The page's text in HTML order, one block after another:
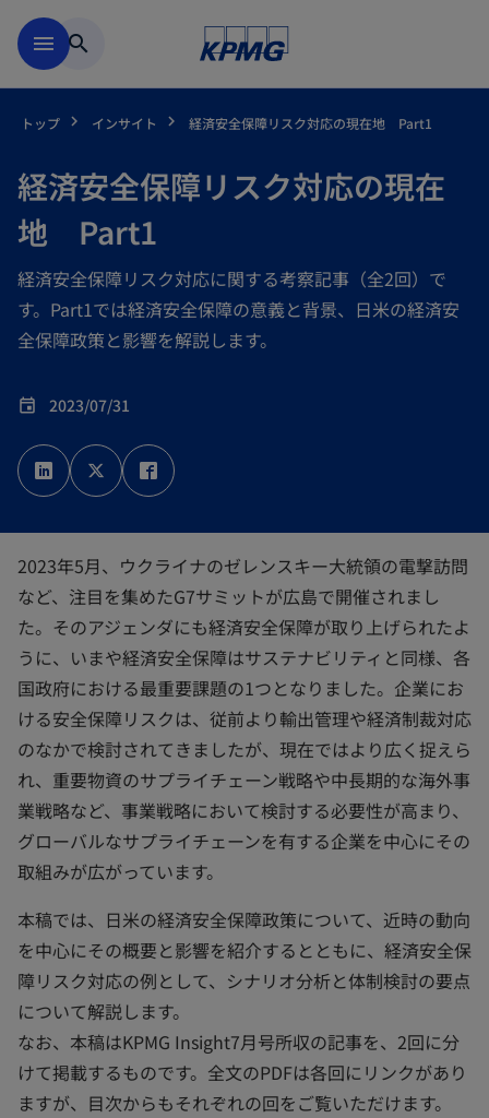
menu search
トップ インサイト 経済安全保障リスク対応の現在地 Part1
経済安全保障リスク対応の現在
地 Part1
経済安全保障リスク対応に関する考察記事（全2回）で
す。Part1では経済安全保障の意義と背景、日米の経済安
全保障政策と影響を解説します。
event 2023/07/31
新
し
い
タ
新
し
い
タ
し
い
2023年5月、ウクライナのゼレンスキー大統領の電撃訪問
など、注目を集めたG7サミットが広島で開催されまし
た。そのアジェンダにも経済安全保障が取り上げられたよ
うに、いまや経済安全保障はサステナビリティと同様、各
国政府における最重要課題の1つとなりました。企業にお
ける安全保障リスクは、従前より輸出管理や経済制裁対応
のなかで検討されてきましたが、現在ではより広く捉えら
れ、重要物資のサプライチェーン戦略や中長期的な海外事
業戦略など、事業戦略において検討する必要性が高まり、
グローバルなサプライチェーンを有する企業を中心にその
取組みが広がっています。
本稿では、日米の経済安全保障政策について、近時の動向
を中心にその概要と影響を紹介するとともに、経済安全保
障リスク対応の例として、シナリオ分析と体制検討の要点
について解説します。
なお、本稿はKPMG Insight7月号所収の記事を、2回に分
けて掲載するものです。全文のPDFは各回にリンクがあり
ますが、目次からもそれぞれの回をご覧いただけます。